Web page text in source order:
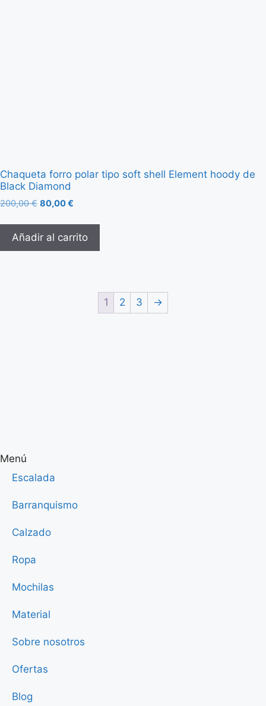
Chaqueta forro polar tipo soft shell Element hoody de
Black Diamond
200,00€ 80,00€
Añadir al carrito
1 2 3 →
Menú
Escalada
Barranquismo
Calzado
Ropa
Mochilas
Material
Sobre nosotros
Ofertas
Blog